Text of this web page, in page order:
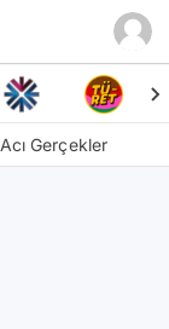
Acı Gerçekler